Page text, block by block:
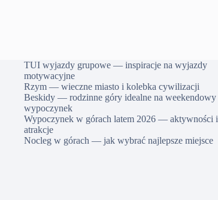
TUI wyjazdy grupowe — inspiracje na wyjazdy
motywacyjne
Rzym — wieczne miasto i kolebka cywilizacji
Beskidy — rodzinne góry idealne na weekendowy
wypoczynek
Wypoczynek w górach latem 2026 — aktywności i
atrakcje
Nocleg w górach — jak wybrać najlepsze miejsce